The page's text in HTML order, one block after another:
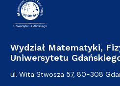
Wydział Matematyki,
Uniwersytetu
ul. Wita Stwosza 57, 80-308